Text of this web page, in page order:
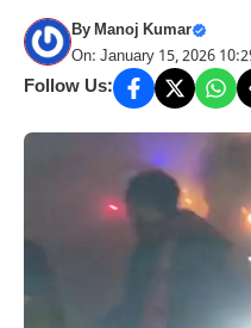
ByManoj Kumar
On: January 15, 2026
Follow Us: